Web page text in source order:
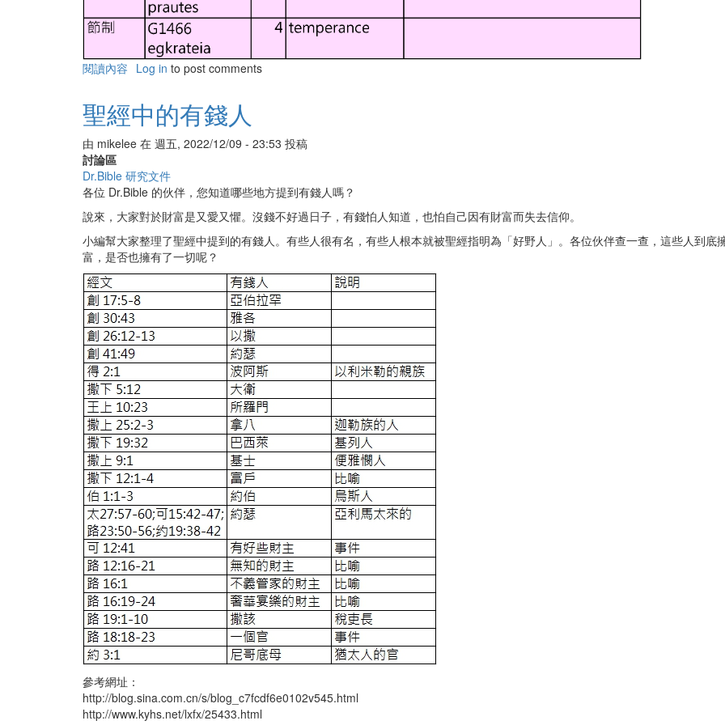
閱讀內容 有
靈
九
果
子
Log in to post comments
聖經中的有錢人
由 mikelee 在 週五, 2022/12/09 - 23:53 投稿
討論區
Dr.Bible 研究文件
各位 Dr.Bible 的伙伴，您知道哪些地方提到有錢人嗎？
說來，大家對於財富是又愛又懼。沒錢不好過日子，有錢怕人知道，也怕自己因有財富而失去信仰。
小編幫大家整理了聖經中提到的有錢人。有些人很有名，有些人根本就被聖經指明為「好野人」。各位伙伴查一查，這些人到底
富，是否也擁有了一切呢？
參考網址：
http://blog.sina.com.cn/s/blog_c7fcdf6e0102v545.html
http://www.kyhs.net/lxfx/25433.html